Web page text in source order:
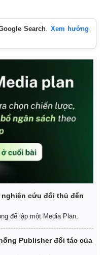
Search. Xem hướng
cứu đối thủ đến
để lập một Media Plan.
Publisher đối tác của